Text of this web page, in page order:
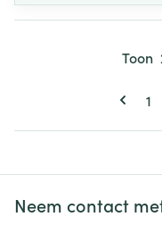
U
1
Toon
Neem contact